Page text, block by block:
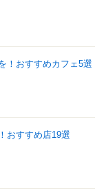
！おすすめカフェ5選
おすすめ店19選